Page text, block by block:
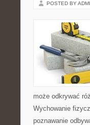
POSTED BY
może odkrywać
Wychowanie
poznawanie